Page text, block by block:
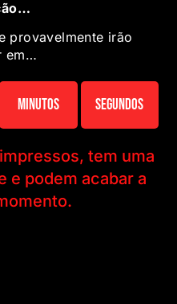
provavelmente irão
em…
Minutos Segundos
tem uma
e podem acabar a